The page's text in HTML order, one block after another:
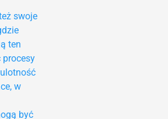
swoje
ten
procesy
w
być